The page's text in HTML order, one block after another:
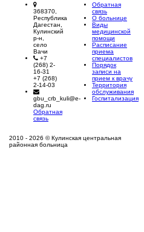
368370,
Республика
Дагестан,
Кулинский
р-н,
село
Вачи
+7
(268) 2-
16-31
+7 (268)
2-14-03
gbu_crb_kuli@e-
dag.ru
Обратная
связь
Обратная
связь
О больнице
Виды
медицинской
помощи
Расписание
приема
специалистов
Порядок
записи на
прием к врачу
Территория
обслуживания
Госпитализация
2010 - 2026 © Кулинская центральная
районная больница